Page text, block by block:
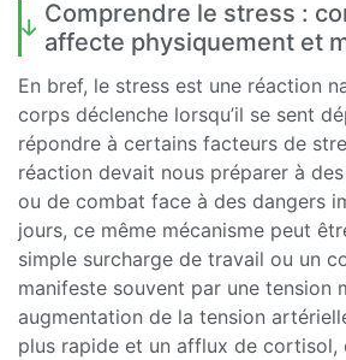
Comprendre le stress :
affecte physiquement et
En bref, le stress est une réaction
corps déclenche lorsqu’il se sent
répondre à certains facteurs de
réaction devait nous préparer à
ou de combat face à des dangers
jours, ce même mécanisme peut
simple surcharge de travail ou un
manifeste souvent par une tension
augmentation de la tension
plus rapide et un afflux de cortisol,